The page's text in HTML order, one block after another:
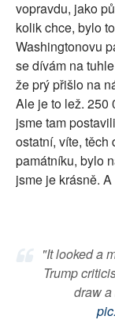
vopravdu, jako
kolik chce, bylo
Washingtonovu
se dívám na
že prý přišlo na
Ale je to lež. 250
jsme tam
ostatní, víte, těch
památníku, bylo
jsme je krásně.
"It looked a
Trump
draw